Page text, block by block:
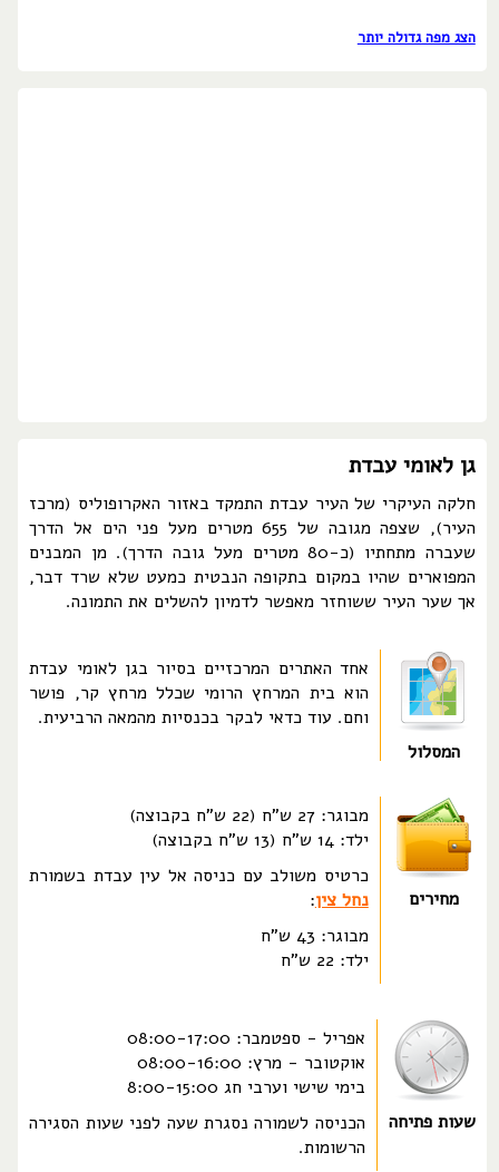
הצג מפה גדולה יותר
גן לאומי עבדת
חלקה העיקרי של העיר עבדת התמקד באזור האקרופוליס (מרכז
העיר), שצפה מגובה של 655 מטרים מעל פני הים אל הדרך
שעברה מתחתיו (כ-80 מטרים מעל גובה הדרך). מן המבנים
המפוארים שהיו במקום בתקופה הנבטית כמעט שלא שרד דבר,
אך שער העיר ששוחזר מאפשר לדמיון להשלים את התמונה.
המסלול
אחד האתרים המרכזיים בסיור בגן לאומי עבדת
הוא בית המרחץ הרומי שכלל מרחץ קר, פושר
וחם. עוד כדאי לבקר בכנסיות מהמאה הרביעית.
מחירים
מבוגר: 27 ש"ח (22 ש"ח בקבוצה)
ילד: 14 ש"ח (13 ש"ח בקבוצה)
כרטיס משולב עם כניסה אל עין עבדת בשמורת
נחל צין:
מבוגר: 43 ש"ח
ילד: 22 ש"ח
שעות פתיחה
אפריל - ספטמבר: 08:00-17:00
אוקטובר - מרץ: 08:00-16:00
בימי שישי וערבי חג 8:00-15:00
הכניסה לשמורה נסגרת שעה לפני שעות הסגירה
הרשומות.